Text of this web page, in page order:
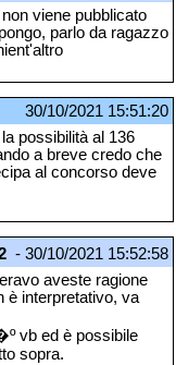
viene pubblicato
parlo da ragazzo
30/10/2021 15:51:20
possibilità al 136
a breve credo che
al concorso deve
- 30/10/2021 15:52:58
aveste ragione
è interpretativo, va
vb ed è possibile
sopra.